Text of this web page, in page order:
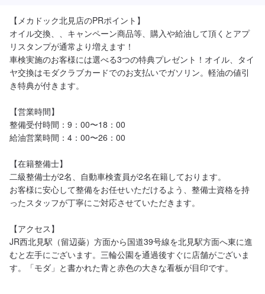
【メカドック北見店のPRポイント】
オイル交換、、キャンペーン商品等、購入や給油して頂くとアプ
リスタンプが通常より増えます！
車検実施のお客様には選べる3つの特典プレゼント！オイル、タイ
ヤ交換はモダクラブカードでのお支払いでガソリン。軽油の値引
き特典が付きます。
【営業時間】
整備受付時間：9：00〜18：00
給油営業時間：4：00〜26：00
【在籍整備士】
二級整備士が2名、自動車検査員が2名在籍しております。
お客様に安心して整備をお任せいただけるよう、整備士資格を持
ったスタッフが丁寧にご対応させていただきます。
【アクセス】
JR西北見駅（留辺蘂）方面から国道39号線を北見駅方面へ東に進
むと左手にございます。三輪公園を通過後すぐに店舗がございま
す。「モダ」と書かれた青と赤色の大きな看板が目印です。